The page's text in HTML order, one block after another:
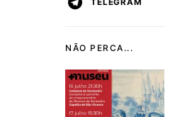
NÃO PERCA...
TELEGRAM